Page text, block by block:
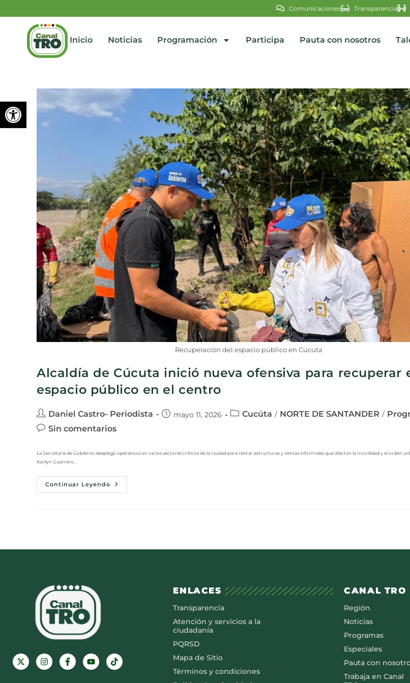
Abrir barra de herramientas
Comunicaciones Transparencia
Inicio Noticias Programación Participa Pauta con nosotros
Recuperación del espacio público en Cúcuta
Alcaldía de Cúcuta inició nueva ofensiva para recuperar
espacio público en el centro
Daniel Castro- Periodista mayo 11, 2026 Cucúta / NORTE DE SANTANDER /
Sin comentarios
La Secretaría de Gobierno desplegó operativos en varios sectores críticos de la ciudad para retirar estructuras y ventas informales que afectan la movilidad y el orden
Karilyn Guerrero…
Continuar Leyendo
ENLACES
Transparencia
Atención y servicios a la
ciudadanía
PQRSD
Mapa de Sitio
Términos y condiciones
CANAL TRO
Región
Noticias
Programas
Especiales
Pauta con
Trabaja en Canal